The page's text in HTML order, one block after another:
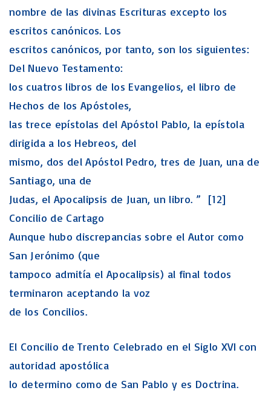
nombre de las divinas Escrituras excepto los
escritos canónicos. Los
escritos canónicos, por tanto, son los siguientes:
Del Nuevo Testamento:
los cuatros libros de los Evangelios, el libro de
Hechos de los Apóstoles,
las trece epístolas del Apóstol Pablo, la epístola
dirigida a los Hebreos, del
mismo, dos del Apóstol Pedro, tres de Juan, una de
Santiago, una de
Judas, el Apocalipsis de Juan, un libro. ” [12]
Concilio de Cartago
Aunque hubo discrepancias sobre el Autor como
San Jerónimo (que
tampoco admitía el Apocalipsis) al final todos
terminaron aceptando la voz
de los Concilios.
El Concilio de Trento Celebrado en el Siglo XVI con
autoridad apostólica
lo determino como de San Pablo y es Doctrina.